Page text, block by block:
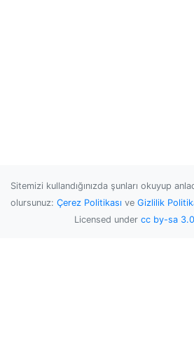
Sitemizi kullandığınızda şunları okuyup
olursunuz: Çerez Politikası ve Gizlilik
Licensed under cc by-sa 3.0